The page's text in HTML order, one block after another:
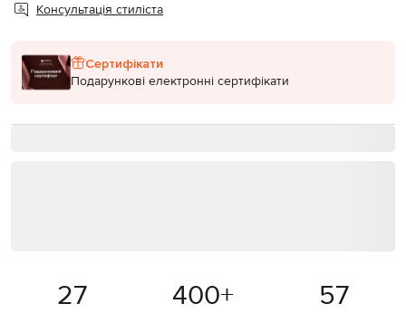
Консультація стиліста
Сертифікати
Подарункові електронні сертифікати
27 400+ 57